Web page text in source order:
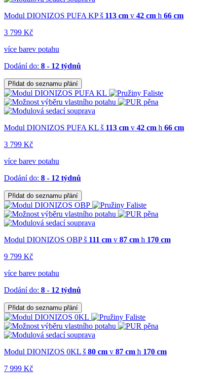
Modul DIONIZOS PUFA KP š 113 cm v 42 cm h 66 cm
3 799 Kč
více barev potahu
Dodání do: 8 - 12 týdnů
Přidat do seznamu přání
Modul DIONIZOS PUFA KL š 113 cm v 42 cm h 66 cm
3 799 Kč
více barev potahu
Dodání do: 8 - 12 týdnů
Přidat do seznamu přání
Modul DIONIZOS OBP š 111 cm v 87 cm h 170 cm
9 799 Kč
více barev potahu
Dodání do: 8 - 12 týdnů
Přidat do seznamu přání
Modul DIONIZOS 0KL š 80 cm v 87 cm h 170 cm
7 999 Kč